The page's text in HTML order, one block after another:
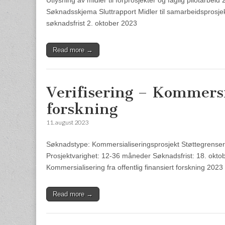
Søknadsskjema Sluttrapport Midler til
søknadsfrist 2. oktober 2023
Read more →
Verifisering –
forskning
11. august 2023
Søknadstype: Kommersialiseringsprosjekt
Prosjektvarighet: 12-36 måneder Søknadsfrist: 18.
Kommersialisering fra offentlig finansiert forskning
Read more →